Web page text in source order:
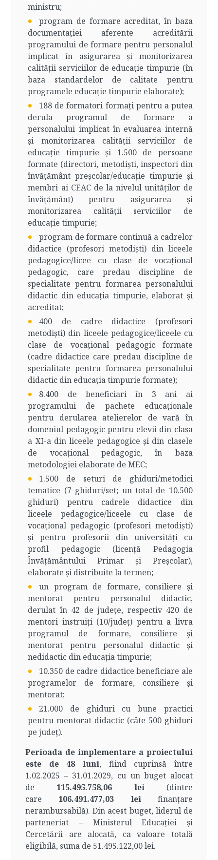
ministru;
program de formare acreditat, în baza
documentației aferente acreditării
programului de formare pentru personalul
implicat în asigurarea și monitorizarea
calității serviciilor de educație timpurie (în
baza standardelor de calitate pentru
programele educație timpurie elaborate);
188 de formatori formați pentru a putea
derula programul de formare a
personalului implicat în evaluarea internă
și monitorizarea calității serviciilor de
educație timpurie și 1.500 de persoane
formate (directori, metodiști, inspectori din
învățământ preșcolar/educație timpurie și
membri ai CEAC de la nivelul unităților de
învățământ) pentru asigurarea și
monitorizarea calității serviciilor de
educație timpurie;
program de formare continuă a cadrelor
didactice (profesori metodiști) din liceele
pedagogice/licee cu clase de vocațional
pedagogic, care predau discipline de
specialitate pentru formarea personalului
didactic din educația timpurie, elaborat și
acreditat;
400 de cadre didactice (profesori
metodiști) din liceele pedagogice/liceele cu
clase de vocațional pedagogic formate
(cadre didactice care predau discipline de
specialitate pentru formarea personalului
didactic din educația timpurie formate);
8.400 de beneficiari în 3 ani ai
programului de pachete educaționale
pentru derularea atelierelor de vară în
domeniul pedagogic pentru elevii din clasa
a XI-a din liceele pedagogice și din clasele
de vocațional pedagogic, în baza
metodologiei elaborate de MEC;
1.500 de seturi de ghiduri/metodici
tematice (7 ghiduri/set; un total de 10.500
ghiduri) pentru cadrele didactice din
liceele pedagogice/liceele cu clase de
vocațional pedagogic (profesori metodiști)
și pentru profesorii din universități cu
profil pedagogic (licență Pedagogia
Învățământului Primar și Preșcolar),
elaborate și distribuite la termen;
un program de formare, consiliere și
mentorat pentru personalul didactic,
derulat în 42 de județe, respectiv 420 de
mentori instruiți (10/județ) pentru a livra
programul de formare, consiliere și
mentorat pentru personalul didactic și
nedidactic din educația timpurie;
10.350 de cadre didactice beneficiare ale
programelor de formare, consiliere și
mentorat;
21.000 de ghiduri cu bune practici
pentru mentorat didactic (câte 500 ghiduri
pe județ).
Perioada de implementare a proiectului
este de 48 luni, fiind cuprinsă între
1.02.2025 – 31.01.2029, cu un buget alocat
de 115.495.758,06 lei(dintre
care 106.491.477,03 leifinanțare
nerambursabilă). Din acest buget, liderul de
parteneriat – Ministerul Educației și
Cercetării are alocată, ca valoare totală
eligibilă, suma de 51.495.122,00 lei.